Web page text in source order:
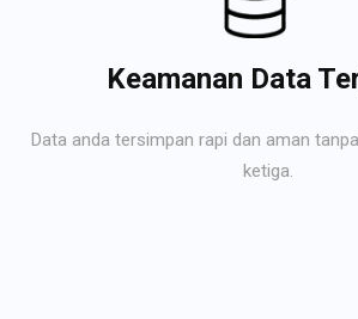
Keamanan Data
Data anda tersimpan rapi dan aman
ketiga.